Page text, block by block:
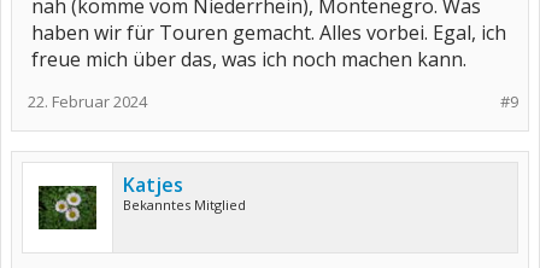
nah (komme vom Niederrhein), Montenegro. Was
haben wir für Touren gemacht. Alles vorbei. Egal, ich
freue mich über das, was ich noch machen kann.
#9
22. Februar 2024
Katjes
Bekanntes Mitglied